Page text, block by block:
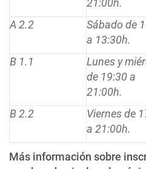
21:00h.
A 2.2
Sábado de
a 13:30h.
B 1.1
Lunes y
de 19:30 a
21:00h.
B 2.2
Viernes de
a 21:00h.
Más información sobre